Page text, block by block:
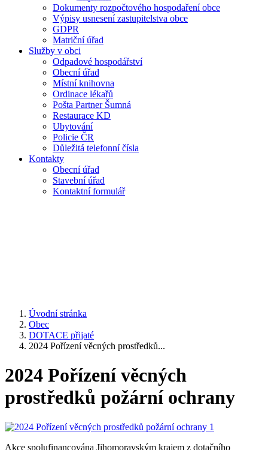
Dokumenty rozpočtového hospodaření obce
Výpisy usnesení zastupitelstva obce
GDPR
Matriční úřad
Služby v obci
Odpadové hospodářství
Obecní úřad
Místní knihovna
Ordinace lékařů
Pošta Partner Šumná
Restaurace KD
Ubytování
Policie ČR
Důležitá telefonní čísla
Kontakty
Obecní úřad
Stavební úřad
Kontaktní formulář
Úvodní stránka
Obec
DOTACE přijaté
2024 Pořízení věcných prostředků...
2024 Pořízení věcných
prostředků požární ochrany
Akce spolufinancována Jihomoravským krajem z dotačního